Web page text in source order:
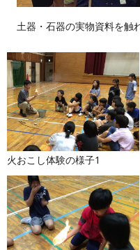
土器・石器の実物資料を触
火おこし体験の様子1